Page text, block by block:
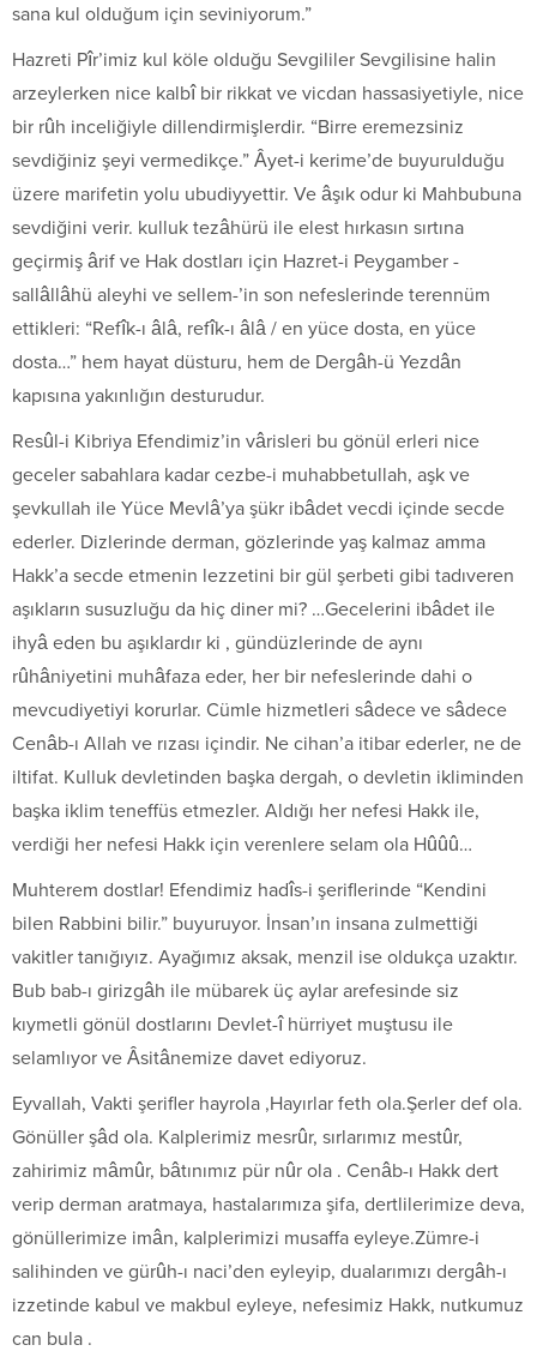
sana kul olduğum için seviniyorum.”
Hazreti Pîr’imiz kul köle olduğu Sevgililer Sevgilisine halin
arzeylerken nice kalbî bir rikkat ve vicdan hassasiyetiyle, nice
bir rûh inceliğiyle dillendirmişlerdir. “Birre eremezsiniz
sevdiğiniz şeyi vermedikçe.” Âyet-i kerime’de buyurulduğu
üzere marifetin yolu ubudiyyettir. Ve âşık odur ki Mahbubuna
sevdiğini verir. kulluk tezâhürü ile elest hırkasın sırtına
geçirmiş ârif ve Hak dostları için Hazret-i Peygamber -
sallâllâhü aleyhi ve sellem-’in son nefeslerinde terennüm
ettikleri: “Refîk-ı âlâ, refîk-ı âlâ / en yüce dosta, en yüce
dosta…” hem hayat düsturu, hem de Dergâh-ü Yezdân
kapısına yakınlığın desturudur.
Resûl-i Kibriya Efendimiz’in vârisleri bu gönül erleri nice
geceler sabahlara kadar cezbe-i muhabbetullah, aşk ve
şevkullah ile Yüce Mevlâ’ya şükr ibâdet vecdi içinde secde
ederler. Dizlerinde derman, gözlerinde yaş kalmaz amma
Hakk’a secde etmenin lezzetini bir gül şerbeti gibi tadıveren
aşıkların susuzluğu da hiç diner mi? …Gecelerini ibâdet ile
ihyâ eden bu aşıklardır ki , gündüzlerinde de aynı
rûhâniyetini muhâfaza eder, her bir nefeslerinde dahi o
mevcudiyetiyi korurlar. Cümle hizmetleri sâdece ve sâdece
Cenâb-ı Allah ve rızası içindir. Ne cihan’a itibar ederler, ne de
iltifat. Kulluk devletinden başka dergah, o devletin ikliminden
başka iklim teneffüs etmezler. Aldığı her nefesi Hakk ile,
verdiği her nefesi Hakk için verenlere selam ola Hûûû…
Muhterem dostlar! Efendimiz hadîs-i şeriflerinde “Kendini
bilen Rabbini bilir.” buyuruyor. İnsan’ın insana zulmettiği
vakitler tanığıyız. Ayağımız aksak, menzil ise oldukça uzaktır.
Bub bab-ı girizgâh ile mübarek üç aylar arefesinde siz
kıymetli gönül dostlarını Devlet-î hürriyet muştusu ile
selamlıyor ve Âsitânemize davet ediyoruz.
Eyvallah, Vakti şerifler hayrola ,Hayırlar feth ola.Şerler def ola.
Gönüller şâd ola. Kalplerimiz mesrûr, sırlarımız mestûr,
zahirimiz mâmûr, bâtınımız pür nûr ola . Cenâb-ı Hakk dert
verip derman aratmaya, hastalarımıza şifa, dertlilerimize deva,
gönüllerimize imân, kalplerimizi musaffa eyleye.Zümre-i
salihinden ve gürûh-ı naci’den eyleyip, dualarımızı dergâh-ı
izzetinde kabul ve makbul eyleye, nefesimiz Hakk, nutkumuz
can bula .